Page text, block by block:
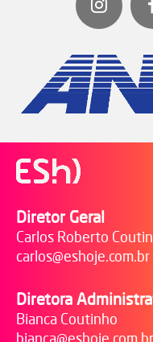
Diretor Geral
Carlos Roberto
carlos@eshoje.com.br
Diretora
Bianca Coutinho
bianca@eshoje.com.br